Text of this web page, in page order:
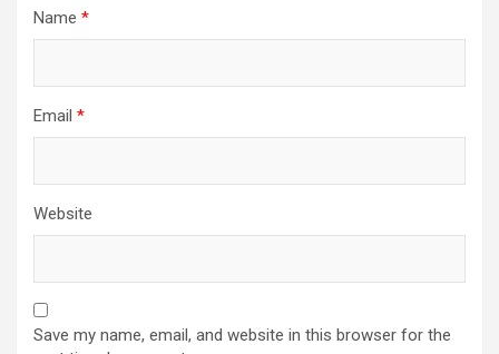
Name *
Email *
Website
Save my name, email, and website in this browser for the